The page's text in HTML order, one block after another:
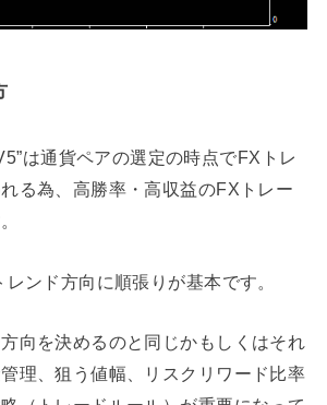
は通貨ペアの選定の時点でFXトレ
る為、高勝率・高収益のFXトレー
ンド方向に順張りが基本です。
向を決めるのと同じかもしくはそれ
理、狙う値幅、リスクリワード比率